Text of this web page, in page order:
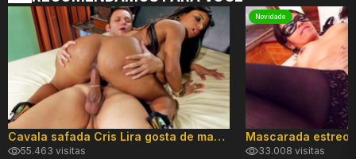
Cavala safada Cris Lira gosta de mamar e dar o cuzinho
55.463 visitas
Novidade
Mascarada
33.008 visitas